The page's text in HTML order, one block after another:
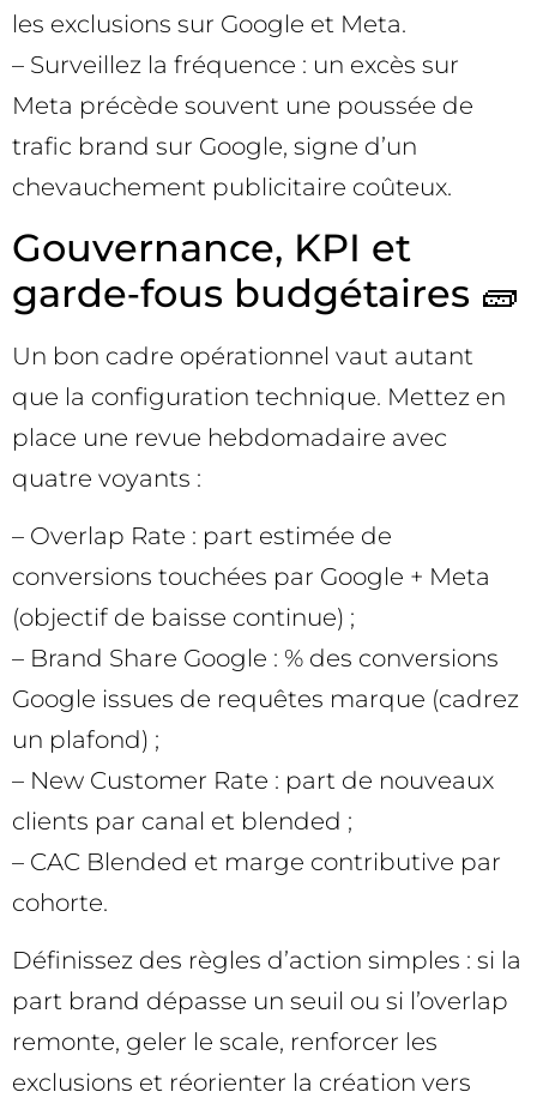
les exclusions sur Google et Meta.
– Surveillez la fréquence : un excès sur
Meta précède souvent une poussée de
trafic brand sur Google, signe d’un
chevauchement publicitaire coûteux.
Gouvernance, KPI et
garde‑fous budgétaires 🧱
Un bon cadre opérationnel vaut autant
que la configuration technique. Mettez en
place une revue hebdomadaire avec
quatre voyants :
– Overlap Rate : part estimée de
conversions touchées par Google + Meta
(objectif de baisse continue) ;
– Brand Share Google : % des conversions
Google issues de requêtes marque (cadrez
un plafond) ;
– New Customer Rate : part de nouveaux
clients par canal et blended ;
– CAC Blended et marge contributive par
cohorte.
Définissez des règles d’action simples : si la
part brand dépasse un seuil ou si l’overlap
remonte, geler le scale, renforcer les
exclusions et réorienter la création vers